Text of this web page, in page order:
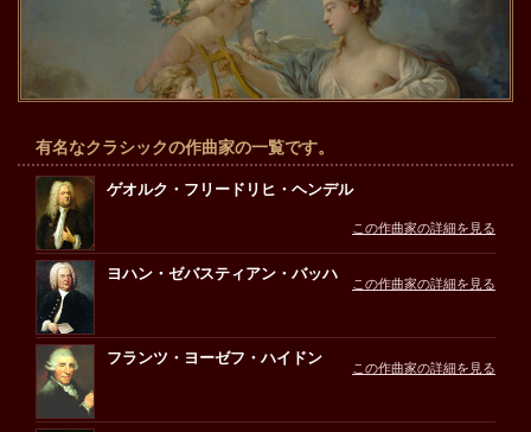
有名なクラシックの作曲家の一覧です。
ゲオルク・フリードリヒ・ヘンデル
この作曲家の詳細を見る
ヨハン・ゼバスティアン・バッハ
この作曲家の詳細を見る
フランツ・ヨーゼフ・ハイドン
この作曲家の詳細を見る